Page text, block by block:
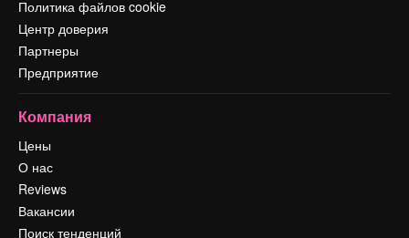
Политика файлов cookie
Центр доверия
Партнеры
Предприятие
Компания
Цены
О нас
Reviews
Вакансии
Поиск тенденций